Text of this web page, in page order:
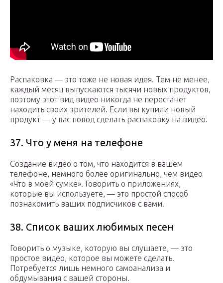
Распаковка — это тоже не новая идея. Тем не менее,
каждый месяц выпускаются тысячи новых продуктов,
поэтому этот вид видео никогда не перестанет
находить своих зрителей. Если вы купили новый
продукт — у вас повод сделать распаковку на видео.
37. Что у меня на телефоне
Создание видео о том, что находится в вашем
телефоне, немного более оригинально, чем видео
«Что в моей сумке». Говорить о приложениях,
которые вы используете, — это простой способ
познакомить ваших подписчиков с вами.
38. Список ваших любимых песен
Говорить о музыке, которую вы слушаете, — это
простое видео, которое вы можете сделать.
Потребуется лишь немного самоанализа и
обдумывания с вашей стороны.